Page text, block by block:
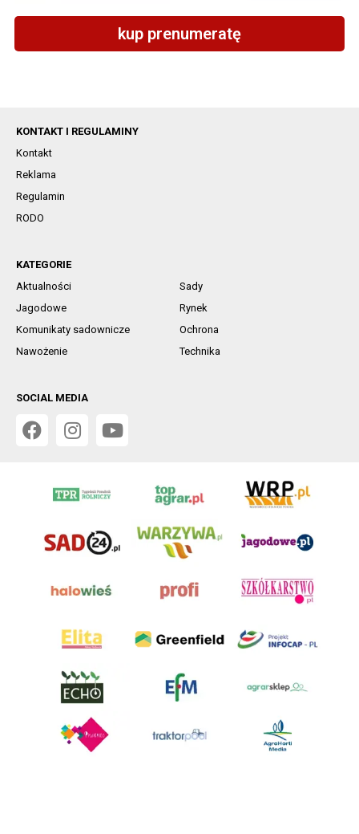
kup prenumeratę
KONTAKT I REGULAMINY
Kontakt
Reklama
Regulamin
RODO
KATEGORIE
Aktualności
Sady
Jagodowe
Rynek
Komunikaty sadownicze
Ochrona
Nawożenie
Technika
SOCIAL MEDIA